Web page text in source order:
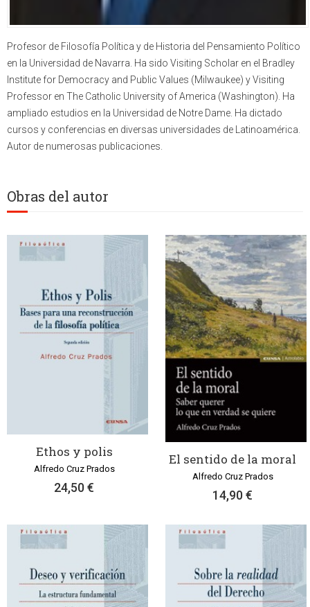
Profesor de Filosofía Política y de Historia del Pensamiento Político
en la Universidad de Navarra. Ha sido Visiting Scholar en el Bradley
Institute for Democracy and Public Values (Milwaukee) y Visiting
Professor en The Catholic University of America (Washington). Ha
ampliado estudios en la Universidad de Notre Dame. Ha dictado
cursos y conferencias en diversas universidades de Latinoamérica.
Autor de numerosas publicaciones.
Obras del autor
Ethos y polis
Alfredo Cruz Prados
24,50 €
El sentido de la moral
Alfredo Cruz Prados
14,90 €